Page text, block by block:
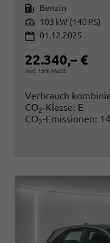
Kraftstoff Benzin
Leistung 103 kW (140 PS)
01.12.2025
22.340,– €
incl. 19% MwSt.
Verbrauch
CO2-Klasse: E
CO2-Emissionen: